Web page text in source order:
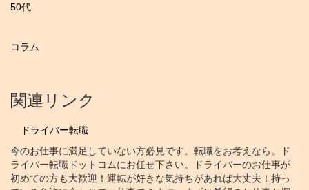
50代
コラム
関連リンク
ドライバー転職
今のお仕事に満足していない方必見です。転職をお考えなら。ド
ライバー転職ドットコムにお任せ下さい。ドライバーのお仕事が
初めての方も大歓迎！運転が好きな気持ちがあれば大丈夫！持っ